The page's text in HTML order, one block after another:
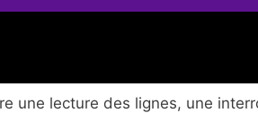
une lecture des lignes, une